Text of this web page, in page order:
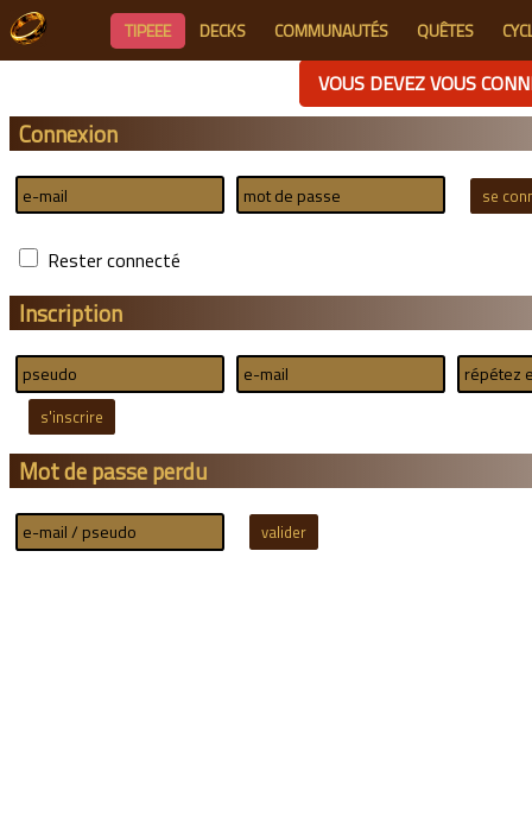
TIPEEE DECKS COMMUNAUTÉS QUÊTES
VOUS DEVEZ VOUS
Connexion
Rester connecté
Inscription
Mot de passe perdu